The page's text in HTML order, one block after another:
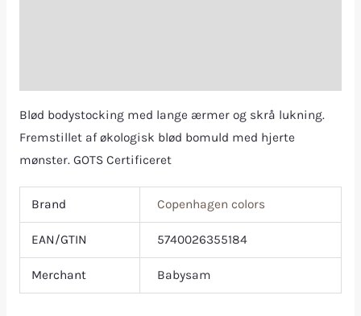
Blød bodystocking med lange ærmer og skrå lukning.
Fremstillet af økologisk blød bomuld med hjerte
mønster. GOTS Certificeret
Brand Copenhagen colors
EAN/GTIN 5740026355184
Merchant Babysam